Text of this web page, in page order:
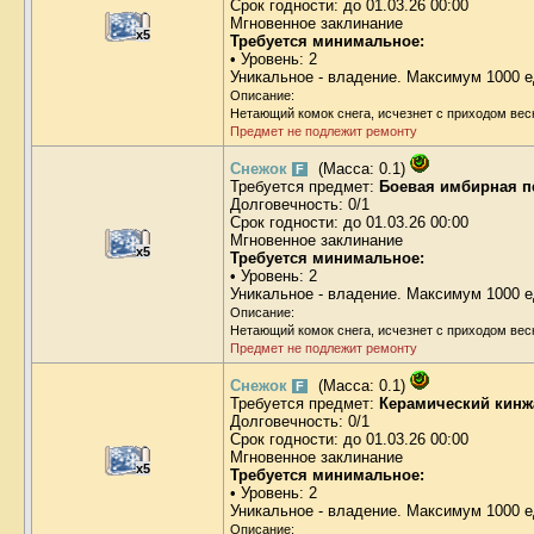
x5
Срок годности: до 01.03.26 00:00
Мгновенное заклинание
Требуется минимальное:
• Уровень: 2
Уникальное - владение. Максимум 1000
Описание:
Нетающий комок снега, исчезнет с приходом
Предмет не подлежит ремонту
x5
Снежок F
(Масса: 0.1)
Требуется предмет: Боевая имбирная
Долговечность: 0/1
Срок годности: до 01.03.26 00:00
Мгновенное заклинание
Требуется минимальное:
• Уровень: 2
Уникальное - владение. Максимум 1000
Описание:
Нетающий комок снега, исчезнет с приходом
Предмет не подлежит ремонту
x5
Снежок F
(Масса: 0.1)
Требуется предмет: Керамический
Долговечность: 0/1
Срок годности: до 01.03.26 00:00
Мгновенное заклинание
Требуется минимальное:
• Уровень: 2
Уникальное - владение. Максимум 1000
Описание: